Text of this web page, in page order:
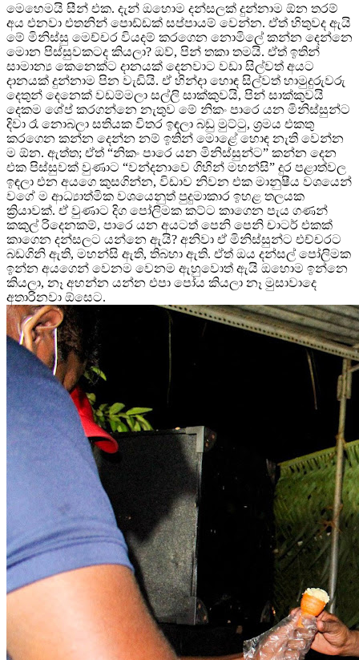
මෙහෙමයි සීන් එක. දැන් ඔහොම දන්සලක් දුන්නාම ඕන තරම්
අය එනවා එතනින් පොඩ්ඩක් සප්පායම් වෙන්න. ඒත් හිතුවද ඇයි
මේ මිනිස්සු මෙච්චර වියදම් කරගෙන නොමිලේ කන්න දෙන්නෙ
මොන පිස්සුවකටද කියලා? ඔව්, පින් තකා තමයි. ඒත් ඉතින්
සාමාන්‍ය කෙනෙක්ට දානයක් දෙනවාට වඩා සිල්වත් අයට
දානයක් දුන්නාම පින වැඩියි. ඒ හින්දා හොඳ සිල්වත් හාමුදුරුවරු
දෙතුන් දෙනෙක් වඩම්මලා සල්ලි සාක්කුවයි, පින් සාක්කුවයි
දෙකම ශේප් කරගන්නෙ නැතුව මේ නිකං පාරෙ යන මිනිස්සුන්ට
දිවා රෑ නොබලා සතියක විතර ඉඳලා බඩු මුට්ටු, ශ්‍රමය එකතු
කරගෙන කන්න දෙන්න නම් ඉතින් මොළේ හොඳ නැති වෙන්න
ම ඕන. ඇත්ත; ඒත් “නිකං පාරෙ යන මිනිස්සුන්ට” කන්න දෙන
එක පිස්සුවක් වුණාට “වන්දනාවෙ ගිහින් මහන්සි” දුර පළාත්වල
ඉඳලා එන අයගෙ කුසගින්න, විඩාව නිවන එක මානුෂීය වශයෙන්
වගේ ම ආධ්‍යාත්මික වශයෙනුත් පුදුමාකාර ඉහළ තලයක
ක්‍රියාවක්. ඒ වුණාට දිග පෝලිමක කට්ට කාගෙන පැය ගණන්
කකුල් රිදෙනකම්, පාරෙ යන අයටත් පෙනි පෙනි චාටර් එකක්
කාගෙන දන්සලට යන්නෙ ඇයි? අනිවා ඒ මිනිස්සුන්ට එච්චරට
බඩගිනි ඇති, මහන්සි ඇති, තිබහා ඇති. ඒත් ඔය දන්සල් පෝලිමක
ඉන්න අයගෙන් වෙනම වෙනම ඇහුවොත් ඇයි ඔහොම ඉන්නෙ
කියලා, නෑ අහන්න යන්න එපා පෝය කියලා නෑ මුසාවාදෙ
අතාරිනවා ඕසෙට.